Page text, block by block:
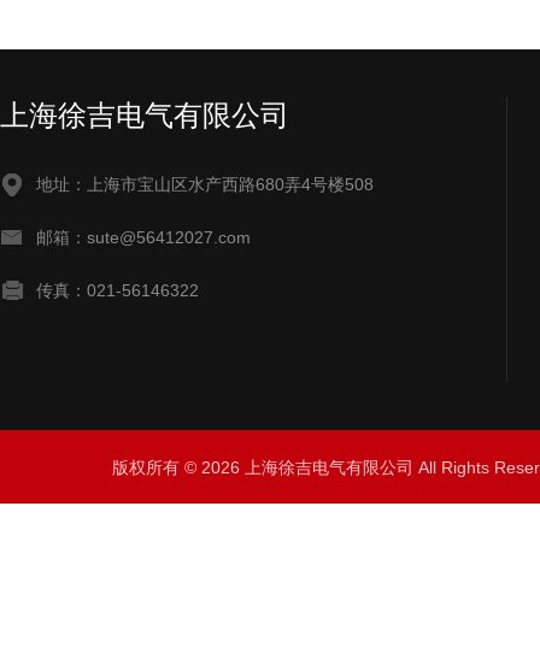
上海徐吉电气有限公司
地址：上海市宝山区水产西路680弄4号楼508
邮箱：sute@56412027.com
传真：021-56146322
版权所有 © 2026 上海徐吉电气有限公司 All Rights